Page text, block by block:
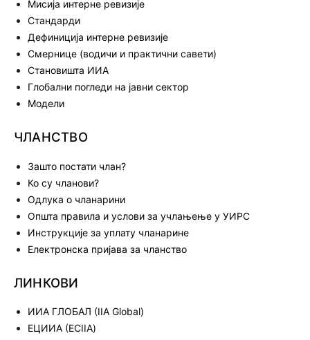
Мисија интерне ревизије
Стандарди
Дефиниција интерне ревизије
Смернице (водичи и практични савети)
Становишта ИИА
Глобални погледи на јавни сектор
Модели
ЧЛАНСТВО
Зашто постати члан?
Ко су чланови?
Одлука о чланарини
Општа правила и услови за учлањење у УИРС
Инструкције за уплату чланарине
Електронска пријава за чланство
ЛИНКОВИ
ИИА ГЛОБАЛ (IIA Global)
ЕЦИИА (ECIIA)